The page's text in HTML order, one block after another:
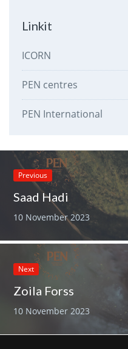
Linkit
ICORN
PEN centres
PEN International
Previous
Saad Hadi
10 November 2023
Next
Zoila Forss
10 November 2023